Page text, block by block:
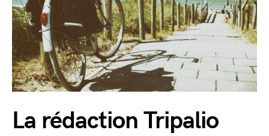
La rédaction Tripalio